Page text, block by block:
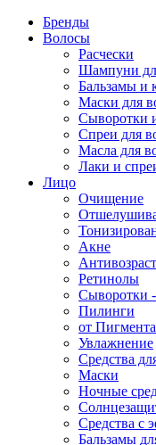
Бренды
Волосы
Расчески
Шампуни
Бальзамы и
Маски для
Сыворотки
Спреи для
Масла для
Лаки и
Лицо
Очищение
Акне
Ретинолы
Сыворотки
Пилинги
от
Увлажнение
Средства
Маски
Ночные
Средства c
Бальзамы